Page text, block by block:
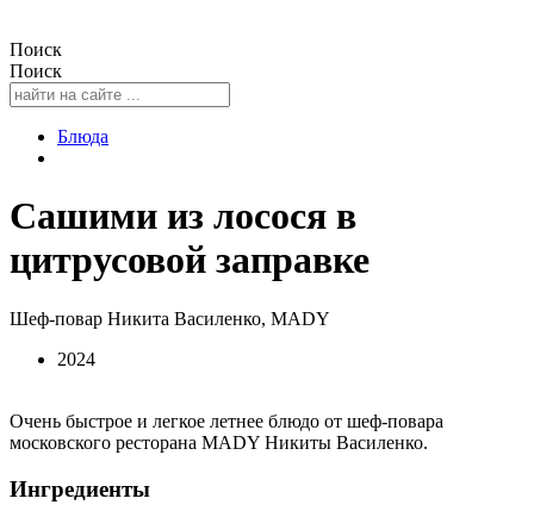
Поиск
Поиск
Блюда
Сашими из лосося в
цитрусовой заправке
Шеф-повар Никита Василенко, MADY
2024
Очень быстрое и легкое летнее блюдо от шеф-повара
московского ресторана MADY Никиты Василенко.
Ингредиенты